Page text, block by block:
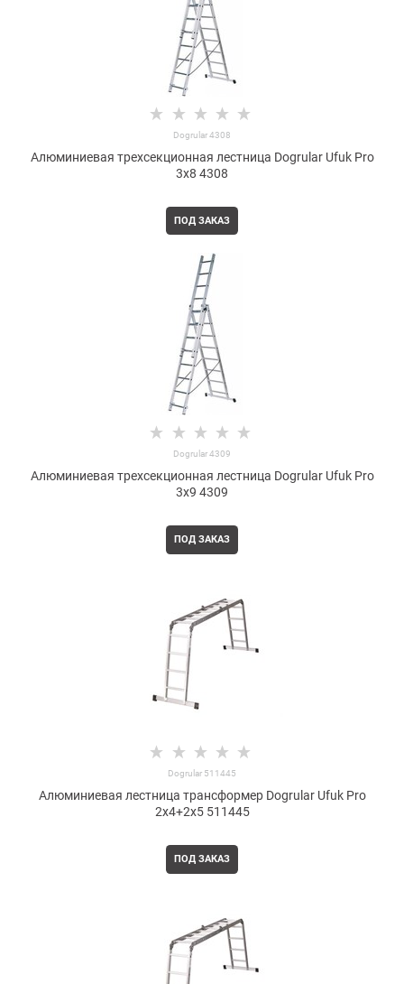
Dogrular 4308
Алюминиевая трехсекционная лестница Dogrular Ufuk Pro
3x8 4308
ПОД ЗАКАЗ
Dogrular 4309
Алюминиевая трехсекционная лестница Dogrular Ufuk Pro
3x9 4309
ПОД ЗАКАЗ
Dogrular 511445
Алюминиевая лестница трансформер Dogrular Ufuk Pro
2x4+2x5 511445
ПОД ЗАКАЗ